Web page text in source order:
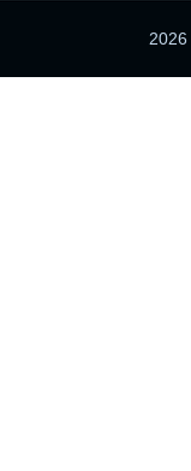
2026